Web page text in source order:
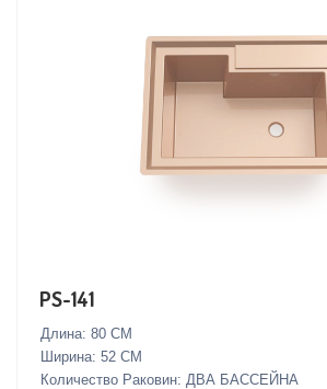
PS-141
Длина: 80 СМ
Ширина: 52 СМ
Количество Раковин: ДВА БАССЕЙНА